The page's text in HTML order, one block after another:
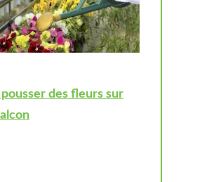
pousser des fleurs sur